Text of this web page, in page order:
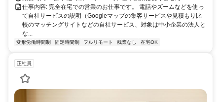
仕事内容: 完全在宅での営業のお仕事です。 電話やズームなどを使っ
て自社サービスの説明（Googleマップの集客サービスや見積もり比
較のマッチングサイトなどの自社サービス、対象は中小企業の法人と
な...
変形労働時間制 固定時間制 フルリモート 残業なし 在宅OK
正社員